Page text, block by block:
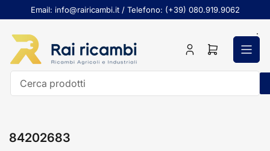
al
contenuto
Email: info@rairicambi.it / Telefono: (+39) 080.919.9062
AccediApri
84202683